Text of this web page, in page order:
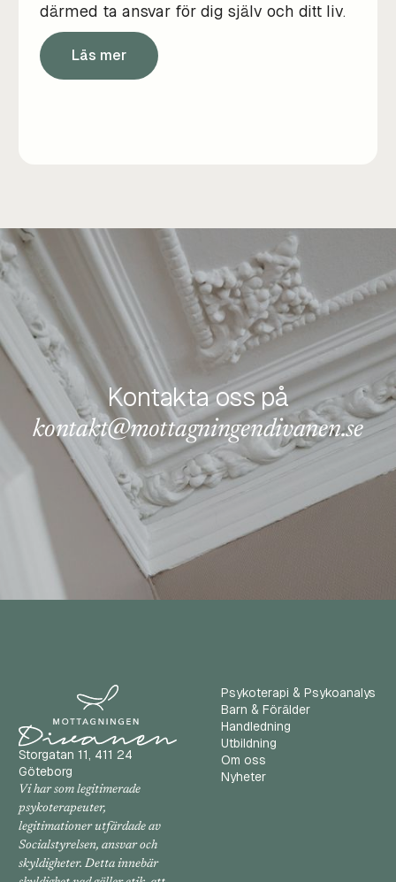
därmed ta ansvar för dig själv och ditt liv.
Läs mer
Kontakta oss på
kontakt@mottagningendivanen.se
Storgatan 11, 411 24
Göteborg
Vi har som legitimerade
psykoterapeuter,
legitimationer utfärdade av
Socialstyrelsen, ansvar och
skyldigheter. Detta innebär
Psykoterapi & Psykoanalys
Barn & Förälder
Handledning
Utbildning
Om oss
Nyheter